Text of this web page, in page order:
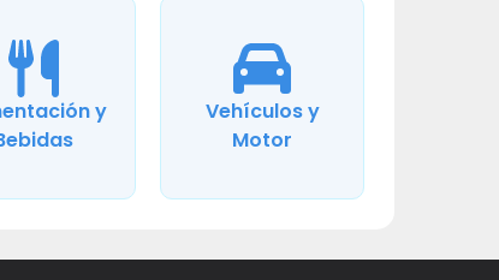
y
Vehículos y
Motor